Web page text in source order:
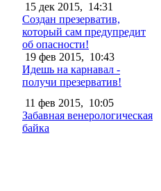
15 дек 2015, 14:31
Создан презерватив,
который сам предупредит
об опасности!
19 фев 2015, 10:43
Идешь на карнавал -
получи презерватив!
11 фев 2015, 10:05
Забавная венерологическая
байка